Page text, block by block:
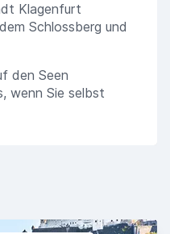
Klagenfurt
Schlossberg und
den Seen
wenn Sie selbst